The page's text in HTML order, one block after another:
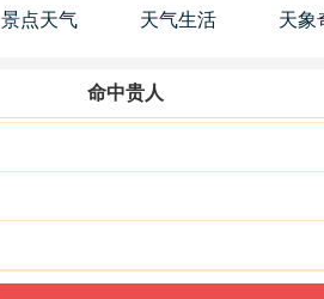
景点天气 天气生活 天象
命中贵人